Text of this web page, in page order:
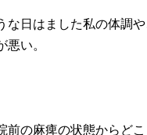
日はました私の体調
い。
前の麻痺の状態からど